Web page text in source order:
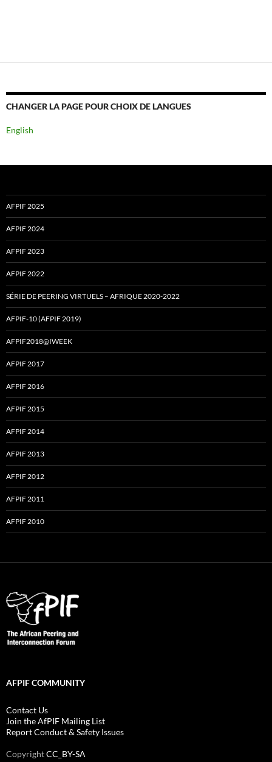
CHANGER LA PAGE POUR CHOIX DE LANGUES
English
AFPIF 2025
AFPIF 2024
AFPIF 2023
AFPIF 2022
SÉRIE DE PEERING VIRTUELS – AFRIQUE 2020-2022
AFPIF-10 (AFPIF 2019)
AFPIF2018@IWEEK
AFPIF 2017
AFPIF 2016
AFPIF 2015
AFPIF 2014
AFPIF 2013
AFPIF 2012
AFPIF 2011
AFPIF 2010
AFPIF COMMUNITY
Contact Us
Join the AfPIF Mailing List
Report Conduct & Safety Issues
CopyrightCC_BY-SA